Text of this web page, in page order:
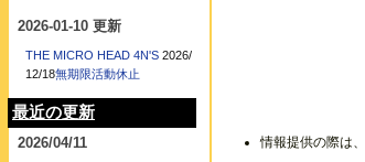
情報提供の際は
2026-01-10 更新
THE MICRO HEAD 4N'S 2026/
12/18無期限活動休止
最近の更新
2026/04/11